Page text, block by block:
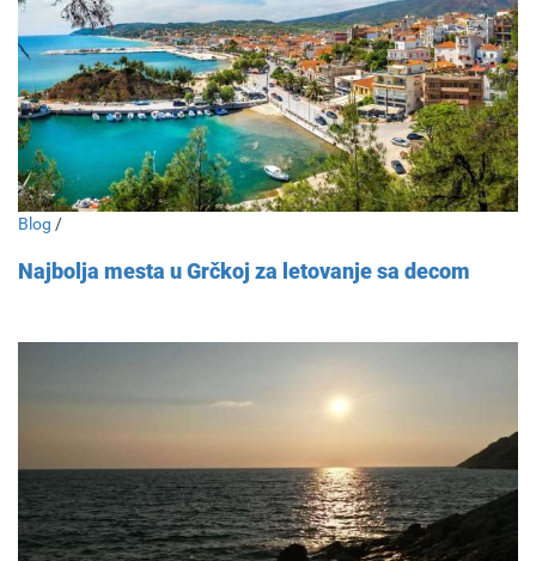
Blog /
Najbolja mesta u Grčkoj za letovanje sa decom